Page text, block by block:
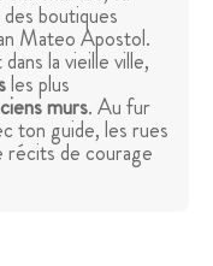
boutiques
Mateo Apostol.
la vieille ville,
les plus
murs. Au fur
ton guide, les rues
récits de courage